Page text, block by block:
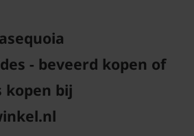
kunt u jaarrond
we al onze bomen in pot
in de herfst, winter, lente én
mogelijk, met
- beveerd kopen of
kopen bij